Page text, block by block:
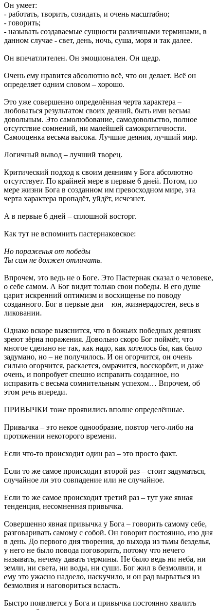
Он умеет:
- работать, творить, созидать, и очень масштабно;
- говорить;
- называть создаваемые сущности различными терминами, в
данном случае - свет, день, ночь, суша, моря и так далее.
Он впечатлителен. Он эмоционален. Он щедр.
Очень ему нравится абсолютно всё, что он делает. Всё он
определяет одним словом – хорошо.
Это уже совершенно определённая черта характера –
любоваться результатом своих деяний, быть ими весьма
довольным. Это самолюбование, самодовольство, полное
отсутствие сомнений, ни малейшей самокритичности.
Самооценка весьма высока. Лучшие деяния, лучший мир.
Логичный вывод – лучший творец.
Критический подход к своим деяниям у Бога абсолютно
отсутствует. По крайней мере в первые 6 дней. Потом, по
мере жизни Бога в созданном им превосходном мире, эта
черта характера пропадёт, уйдёт, исчезнет.
А в первые 6 дней – сплошной восторг.
Как тут не вспомнить пастернаковское:
Но пораженья от победы
Ты сам не должен отличать.
Впрочем, это ведь не о Боге. Это Пастернак сказал о человеке,
о себе самом. А Бог видит только свои победы. В его душе
царит искренний оптимизм и восхищенье по поводу
созданного. Бог в первые дни – юн, жизнерадостен, весь в
ликовании.
Однако вскоре выяснится, что в божьих победных деяниях
зреют зёрна поражения. Довольно скоро Бог поймёт, что
многое сделано не так, как надо, как хотелось бы, как было
задумано, но – не получилось. И он огорчится, он очень
сильно огорчится, раскается, омрачится, восскорбит, и даже
очень, и попробует спешно исправить созданное, но
исправить с весьма сомнительным успехом… Впрочем, об
этом речь впереди.
ПРИВЫЧКИ тоже проявились вполне определённые.
Привычка – это некое однообразие, повтор чего-либо на
протяжении некоторого времени.
Если что-то происходит один раз – это просто факт.
Если то же самое происходит второй раз – стоит задуматься,
случайное ли это совпадение или не случайное.
Если то же самое происходит третий раз – тут уже явная
тенденция, несомненная привычка.
Совершенно явная привычка у Бога – говорить самому себе,
разговаривать самому с собой. Он говорит постоянно, изо дня
в день. До первого дня творения, до выхода из тьмы безделья,
у него не было повода поговорить, потому что нечего
называть, нечему давать термины. Не было ведь ни неба, ни
земли, ни света, ни воды, ни суши. Бог жил в безмолвии, и
ему это ужасно надоело, наскучило, и он рад вырваться из
безмолвия и наговориться всласть.
Быстро появляется у Бога и привычка постоянно хвалить